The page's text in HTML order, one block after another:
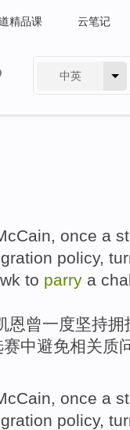
精品课 云笔记
中英
, once a
policy,
to parry a
恩曾一度坚持拥
中避免相关质
, once a
policy,